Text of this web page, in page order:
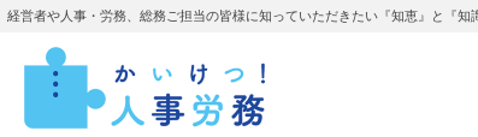
経営者や人事・労務、総務ご担当の皆様に知っていただきたい『知恵』と『知